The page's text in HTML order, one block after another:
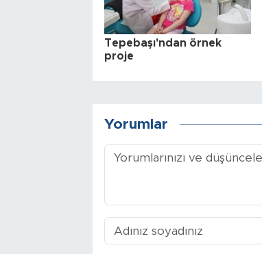
Tepebaşı'ndan örnek
proje
Yorumlar